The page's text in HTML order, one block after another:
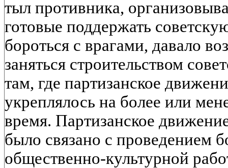
тыл противника,
готовые поддержать
бороться с врагами, давало
заняться строительством
там, где партизанское
укреплялось на более или
время. Партизанское
было связано с проведением
общественно-культурной